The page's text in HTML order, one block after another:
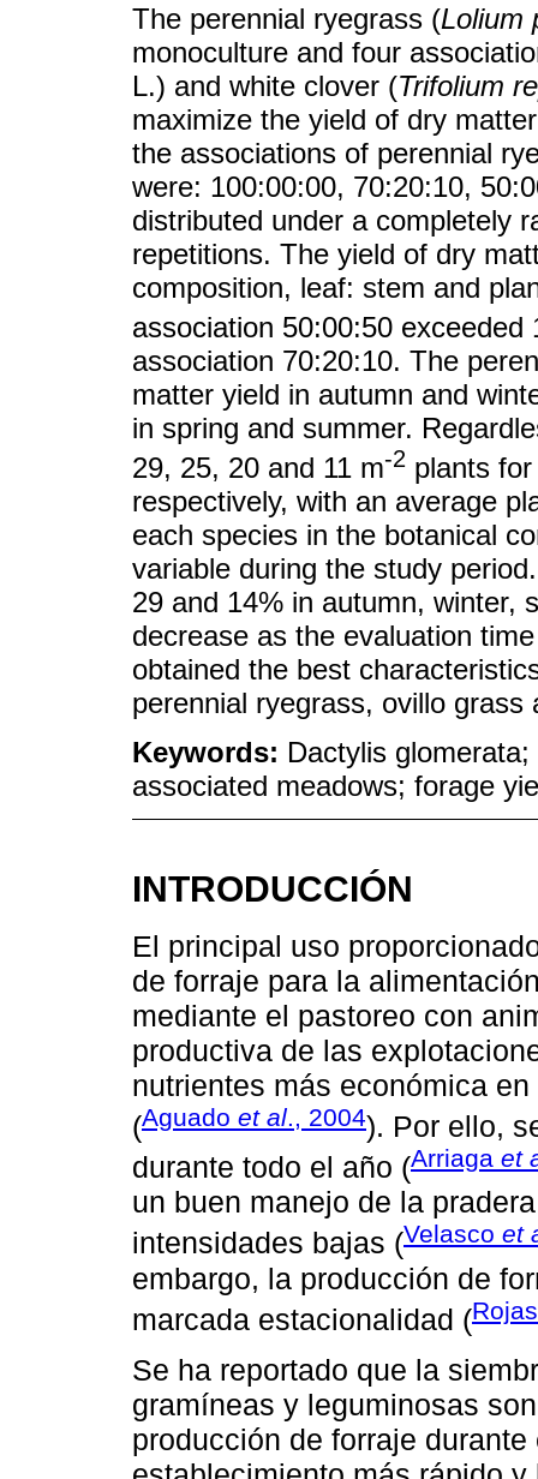
The perennial ryegrass (Lolium
monoculture and four
L.) and white clover (Trifolium
maximize the yield of dry
the associations of perennial
were: 100:00:00, 70:20:10,
distributed under a completely
repetitions. The yield of dry
composition, leaf: stem and
association 50:00:50 exceeded
association 70:20:10. The
matter yield in autumn and
in spring and summer.
29, 25, 20 and 11 m-2 plants
respectively, with an average
each species in the botanical
variable during the study
29 and 14% in autumn, winter,
decrease as the evaluation
obtained the best
perennial ryegrass, ovillo grass
Keywords: Dactylis
associated meadows; forage
INTRODUCCIÓN
El principal uso
de forraje para la
mediante el pastoreo con
productiva de las
nutrientes más económica
(Aguado et al., 2004). Por ello,
durante todo el año (Arriaga et
un buen manejo de la
intensidades bajas (Velasco et
embargo, la producción de
marcada estacionalidad (
Se ha reportado que la
gramíneas y leguminosas
producción de forraje